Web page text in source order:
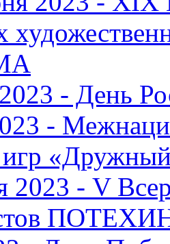
- День
-
2023 - V